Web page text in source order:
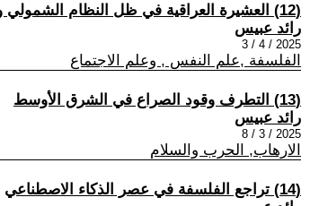
(12) العشيرة العراقية في ظل النظام الشمولي والنظام التعددي قراءة انثروبولوجية
رائد عبيس
2025 / 4 / 3
الفلسفة ,علم النفس , وعلم الاجتماع
(13) التطرف وقود الصراع في الشرق الأوسط
رائد عبيس
2025 / 3 / 8
الارهاب, الحرب والسلام
(14) تراجع الفلسفة في عصر الذكاء الاصطناعي